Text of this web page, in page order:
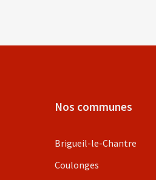
Nos communes
Brigueil-le-Chantre
Coulonges